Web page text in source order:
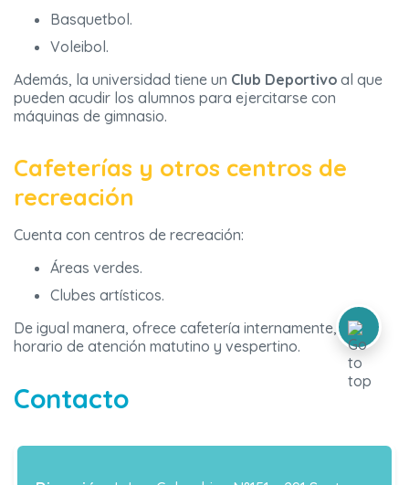
Basquetbol.
Voleibol.
Además, la universidad tiene un Club Deportivo al que
pueden acudir los alumnos para ejercitarse con
máquinas de gimnasio.
Cafeterías y otros centros de
recreación
Cuenta con centros de recreación:
Áreas verdes.
Clubes artísticos.
De igual manera, ofrece cafetería internamente, con
horario de atención matutino y vespertino.
Contacto